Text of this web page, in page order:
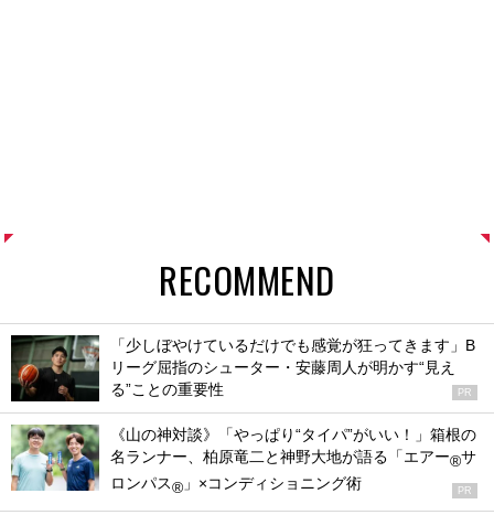
RECOMMEND
「少しぼやけているだけでも感覚が狂ってきます」B
リーグ屈指のシューター・安藤周人が明かす“見え
る”ことの重要性
PR
《山の神対談》「やっぱり“タイパ”がいい！」箱根の
名ランナー、柏原竜二と神野大地が語る「エアー®サ
ロンパス® 」×コンディショニング術 PR